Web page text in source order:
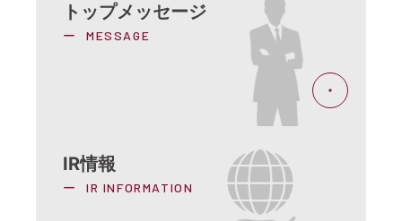
トップメッセージ
MESSAGE
IR情報
IR INFORMATION